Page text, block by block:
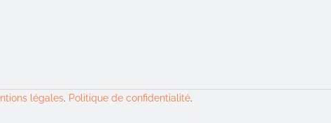
légales. Politique de confidentialité.